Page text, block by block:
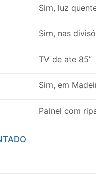
Sim, luz
Sim, nas
TV de ate 85”
Sim, em
Painel com